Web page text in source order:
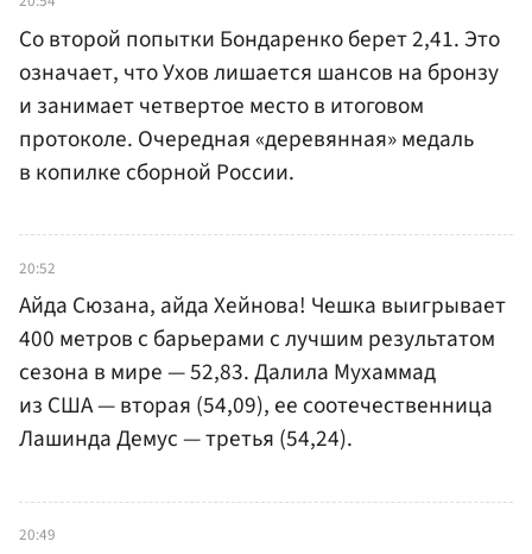
Со второй попытки Бондаренко берет 2,41. Это
означает, что Ухов лишается шансов на бронзу
и занимает четвертое место в итоговом
протоколе. Очередная «деревянная» медаль
в копилке сборной России.
20:52
Айда Сюзана, айда Хейнова! Чешка выигрывает
400 метров с барьерами с лучшим результатом
сезона в мире — 52,83. Далила Мухаммад
из США — вторая (54,09), ее соотечественница
Лашинда Демус — третья (54,24).
20:49